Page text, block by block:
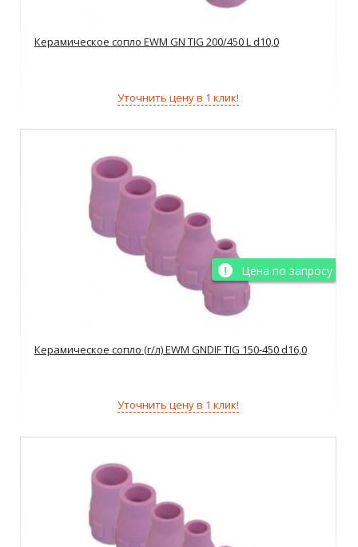
Керамическое сопло EWM GN TIG 200/450 L d10,0
Уточнить цену в 1 клик!
Цена по запросу
Керамическое сопло (г/л) EWM GNDIF TIG 150-450 d16,0
Уточнить цену в 1 клик!